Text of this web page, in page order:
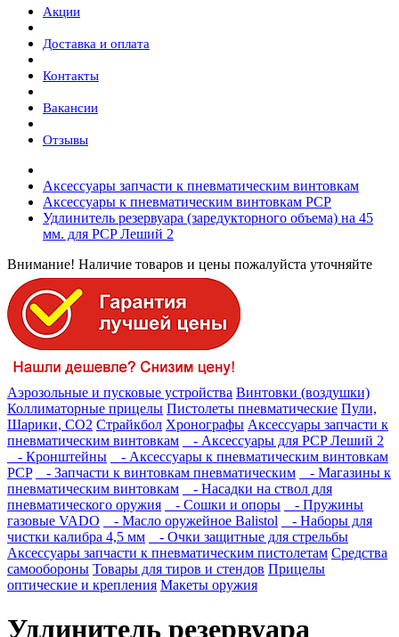
Акции
Доставка и оплата
Контакты
Вакансии
Отзывы
Аксессуары запчасти к пневматическим винтовкам
Аксессуары к пневматическим винтовкам PCP
Удлинитель резервуара (заредукторного объема) на 45
мм. для PCP Леший 2
Внимание! Наличие товаров и цены пожалуйста уточняйте
Аэрозольные и пусковые устройства Винтовки (воздушки)
Коллиматорные прицелы Пистолеты пневматические Пули,
Шарики, СО2 Страйкбол Хронографы Аксессуары запчасти к
пневматическим винтовкам
- Аксессуары для PCP Леший 2
- Кронштейны
- Аксессуары к пневматическим винтовкам
PCP
- Запчасти к винтовкам пневматическим
- Магазины к
пневматическим винтовкам
- Насадки на ствол для
пневматического оружия
- Сошки и опоры
- Пружины
газовые VADO
- Масло оружейное Balistol
- Наборы для
чистки калибра 4,5 мм
- Очки защитные для стрельбы
Аксессуары запчасти к пневматическим пистолетам Средства
самообороны Товары для тиров и стендов Прицелы
оптические и крепления Макеты оружия
Удлинитель резервуара